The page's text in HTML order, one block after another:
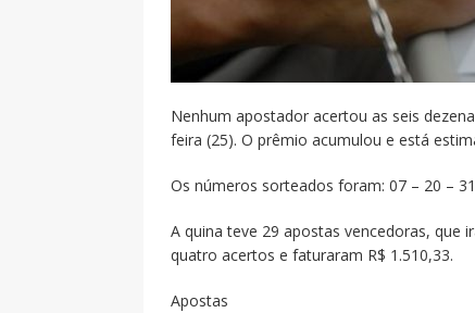
Nenhum apostador acertou as seis
feira (25). O prêmio acumulou e está
Os números sorteados foram: 07 – 20 –
A quina teve 29 apostas vencedoras, que
quatro acertos e faturaram R$ 1.510,33.
Apostas